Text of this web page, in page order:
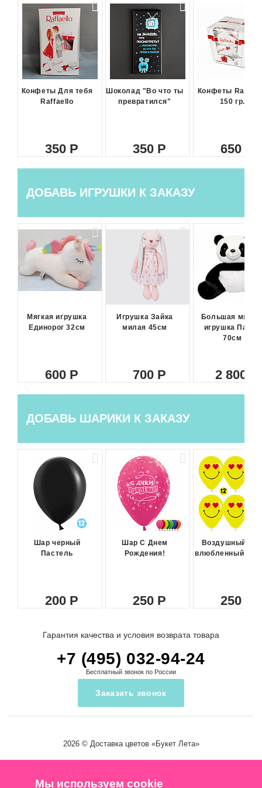
Конфеты Для тебя
Raffaello
350
Шоколад "Во что ты
превратился"
350
Конфеты
150 гр.
650
ДОБАВЬ ИГРУШКИ К ЗАКАЗУ
Мягкая игрушка
Единорог 32см
600
Игрушка Зайка
милая 45см
700
Большая
игрушка Панда
70см
2 800
ДОБАВЬ ШАРИКИ К ЗАКАЗУ
Шар черный
Пастель
200
Шар С Днем
Рождения!
250
Воздушный
влюбленный
250
Гарантия качества и условия возврата товара
+7 (495) 032-94-24
Бесплатный звонок по России
Заказать звонок
2026 © Доставка цветов«Букет Лета»
Мы используем cookie